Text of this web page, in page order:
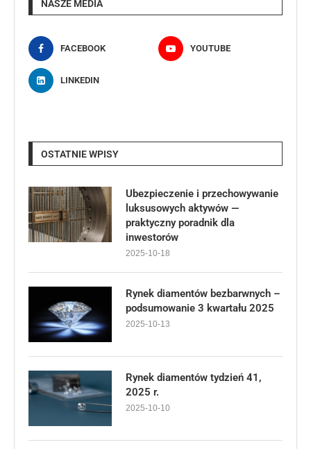
NASZE MEDIA
FACEBOOK YOUTUBE
LINKEDIN
OSTATNIE WPISY
Ubezpieczenie i przechowywanie
luksusowych aktywów —
praktyczny poradnik dla
inwestorów
2025-10-18
Rynek diamentów bezbarwnych –
podsumowanie 3 kwartału 2025
2025-10-13
Rynek diamentów tydzień 41,
2025 r.
2025-10-10